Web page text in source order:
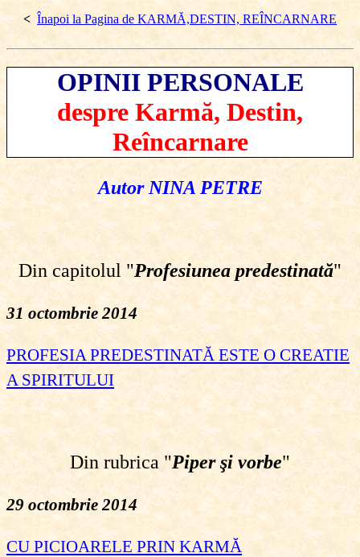
< Înapoi la Pagina de KARMĂ,DESTIN, REÎNCARNARE
OPINII PERSONALE
despre Karmă, Destin,
Reîncarnare
Autor NINA PETRE
Din capitolul "Profesiunea predestinată"
31 octombrie 2014
PROFESIA PREDESTINATĂ ESTE O CREATIE
A SPIRITULUI
Din rubrica "Piper şi vorbe"
29 octombrie 2014
CU PICIOARELE PRIN KARMĂ